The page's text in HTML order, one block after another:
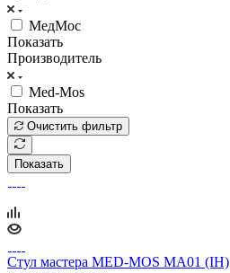
МедМос
Показать
Производитель
Med-Mos
Показать
Очистить фильтр
Показать
Стул мастера MED-MOS МА01 (IH)